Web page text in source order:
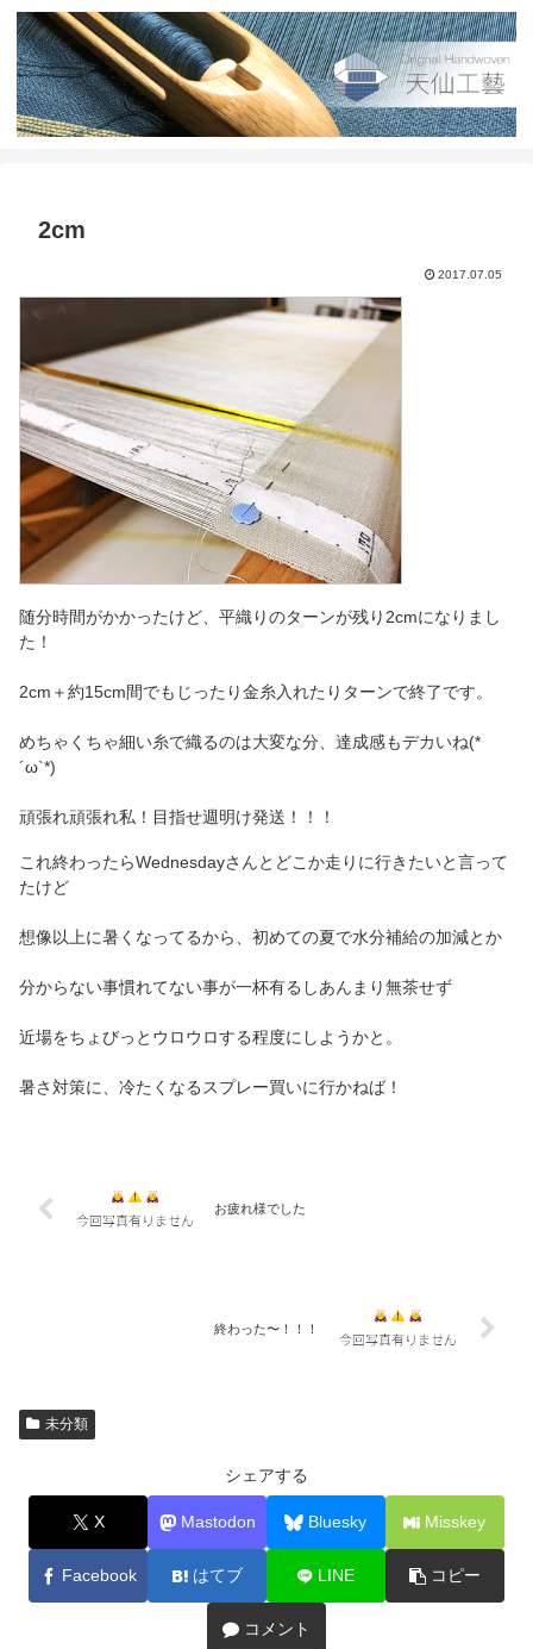
2cm
2017.07.05
随分時間がかかったけど、平織りのターンが残り2cmになりまし
た！
2cm＋約15cm間でもじったり金糸入れたりターンで終了です。
めちゃくちゃ細い糸で織るのは大変な分、達成感もデカいね(*
´ω`*)
頑張れ頑張れ私！目指せ週明け発送！！！
これ終わったらWednesdayさんとどこか走りに行きたいと言って
たけど
想像以上に暑くなってるから、初めての夏で水分補給の加減とか
分からない事慣れてない事が一杯有るしあんまり無茶せず
近場をちょびっとウロウロする程度にしようかと。
暑さ対策に、冷たくなるスプレー買いに行かねば！
お疲れ様でした
終わった〜！！！
未分類
シェアする
X Mastodon Bluesky Misskey
Facebook はてブ LINE コピー
コメント